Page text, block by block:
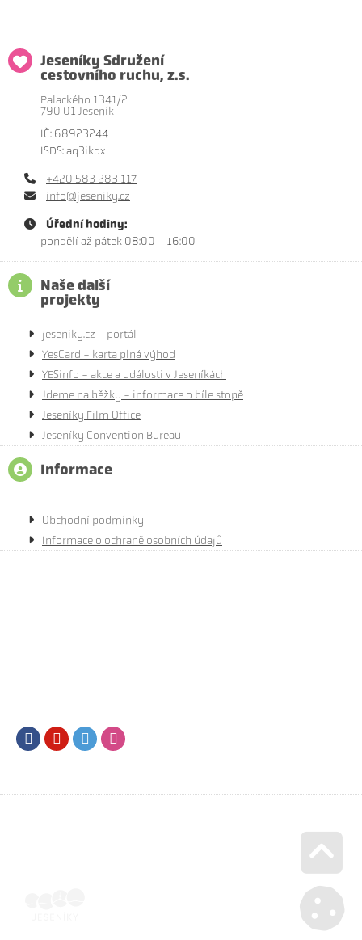
Jeseníky Sdružení
cestovního ruchu, z.s.
Palackého 1341/2
790 01 Jeseník
IČ: 68923244
ISDS: aq3ikqx
+420 583 283 117
info@jeseniky.cz
Úřední hodiny:
pondělí až pátek 08:00 - 16:00
Naše další
projekty
jeseniky.cz - portál
YesCard - karta plná výhod
YESinfo - akce a události v Jeseníkách
Jdeme na běžky - informace o bíle stopě
Jeseníky Film Office
Jeseníky Convention Bureau
Informace
Obchodní podmínky
Informace o ochraně osobních údajů
FacebookYoutubeTwitter
Go